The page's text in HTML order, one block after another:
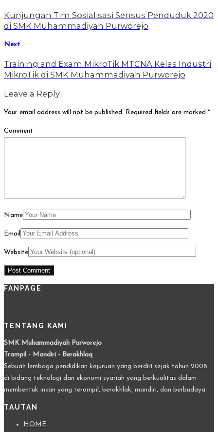
Kunjungan Tim Sosialisasi Sensus Penduduk 2020
di SMK Muhammadiyah Purworejo
Next
Training and Exam MikroTik MTCNA Kelas Industri
MikroTik di SMK Muhammadiyah Purworejo
Leave a Reply
Your email address will not be published. Required fields are marked *
Comment
Name
Email
Website
FANPAGE
TENTANG KAMI
SMK Muhammadiyah Purworejo
Trampil - Mandiri - Berakhlaq
Sebuah lembaga pendidikan kejuruan yang berdiri sejak tahun 2008
di bidang teknologi dan ekonomi syariah yang berkualitas dalam
membentuk insan yang terampil, berakhlak, mandiri, dan berbudaya.
TAUTAN
HOME